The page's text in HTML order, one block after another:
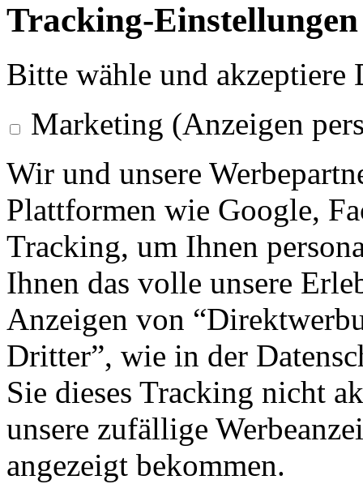
Tracking-
Bitte wähle und
Marketing (Anzeigen
Wir und unsere
Plattformen wie Google,
Tracking, um Ihnen
Ihnen das volle unsere
Anzeigen von
Dritter”, wie in der
Sie dieses Tracking nicht
unsere zufällige
angezeigt bekommen.